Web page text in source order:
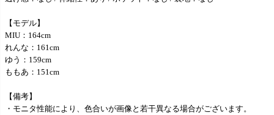
【モデル】
MIU：164cm
れんな：161cm
ゆう：159cm
ももあ：151cm
【備考】
・モニタ性能により、色合いが画像と若干異なる場合がございます。